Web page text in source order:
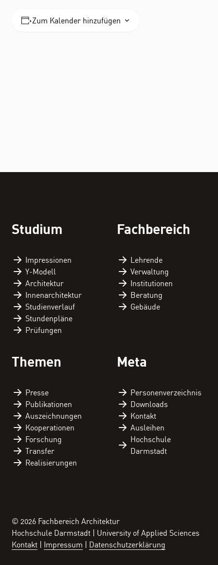
Fachbereichskalender
Kontakt
Zum Kalender hinzufügen
Studium
Impressionen
Y-Modell
Architektur
Innenarchitektur
Studienverlauf
Stundenpläne
Prüfungen
Fachbereich
Lehrende
Verwaltung
Institutionen
Beratung
Gebäude
Themen
Presse
Publikationen
Auszeichnungen
Kooperationen
Forschung
Transfer
Realisierungen
Meta
Personen­verzeichnis
Downloads
Kontakt
Ausleihen
Hochschule
Darmstadt
© 2026 Fachbereich Architektur
Hochschule Darmstadt | University of Applied Sciences
Kontakt
Impressum Datenschutzerklärung